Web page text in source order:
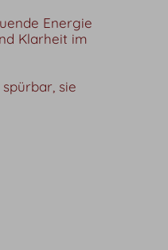
Energie
Klarheit im
sie